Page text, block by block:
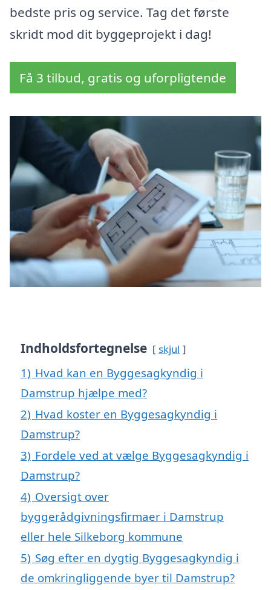
bedste pris og service. Tag det første
skridt mod dit byggeprojekt i dag!
Få 3 tilbud, gratis og uforpligtende
Indholdsfortegnelse skjul
1) Hvad kan en Byggesagkyndig i
Damstrup hjælpe med?
2) Hvad koster en Byggesagkyndig i
Damstrup?
3) Fordele ved at vælge Byggesagkyndig i
Damstrup?
4) Oversigt over
byggerådgivningsfirmaer i Damstrup
eller hele Silkeborg kommune
5) Søg efter en dygtig Byggesagkyndig i
de omkringliggende byer til Damstrup?